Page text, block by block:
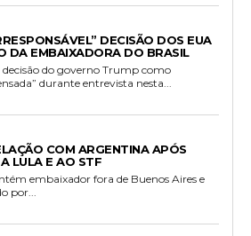
DECISÃO DOS EUA
DA EMBAIXADORA DO BRASIL
decisão do governo Trump como
durante entrevista nesta...
COM ARGENTINA APÓS
LULA E AO STF
embaixador fora de Buenos Aires e
por...